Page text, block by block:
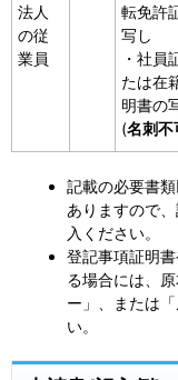
法人
の従
業員
転免許
写し
・社員
たは在
明書の
(名刺不
記載の必要書
ありますので、
入ください。
登記事項証明
る場合には、
ー」、または
い。